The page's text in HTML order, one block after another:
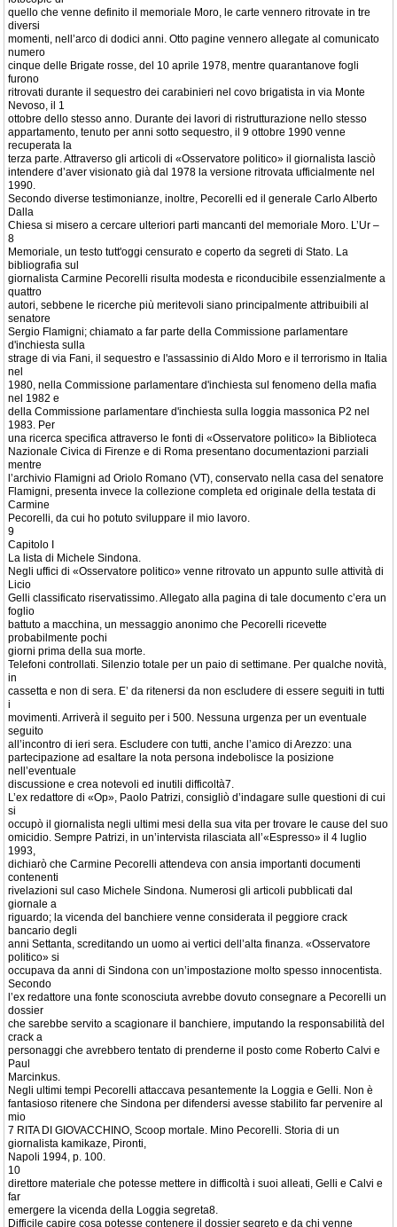
quello che venne definito il memoriale Moro, le carte vennero ritrovate in tre
diversi
momenti, nell’arco di dodici anni. Otto pagine vennero allegate al comunicato
numero
cinque delle Brigate rosse, del 10 aprile 1978, mentre quarantanove fogli
furono
ritrovati durante il sequestro dei carabinieri nel covo brigatista in via Monte
Nevoso, il 1
ottobre dello stesso anno. Durante dei lavori di ristrutturazione nello stesso
appartamento, tenuto per anni sotto sequestro, il 9 ottobre 1990 venne
recuperata la
terza parte. Attraverso gli articoli di «Osservatore politico» il giornalista lasciò
intendere d’aver visionato già dal 1978 la versione ritrovata ufficialmente nel
1990.
Secondo diverse testimonianze, inoltre, Pecorelli ed il generale Carlo Alberto
Dalla
Chiesa si misero a cercare ulteriori parti mancanti del memoriale Moro. L’Ur –
8
Memoriale, un testo tutt'oggi censurato e coperto da segreti di Stato. La
bibliografia sul
giornalista Carmine Pecorelli risulta modesta e riconducibile essenzialmente a
quattro
autori, sebbene le ricerche più meritevoli siano principalmente attribuibili al
senatore
Sergio Flamigni; chiamato a far parte della Commissione parlamentare
d'inchiesta sulla
strage di via Fani, il sequestro e l'assassinio di Aldo Moro e il terrorismo in Italia
nel
1980, nella Commissione parlamentare d'inchiesta sul fenomeno della mafia
nel 1982 e
della Commissione parlamentare d'inchiesta sulla loggia massonica P2 nel
1983. Per
una ricerca specifica attraverso le fonti di «Osservatore politico» la Biblioteca
Nazionale Civica di Firenze e di Roma presentano documentazioni parziali
mentre
l’archivio Flamigni ad Oriolo Romano (VT), conservato nella casa del senatore
Flamigni, presenta invece la collezione completa ed originale della testata di
Carmine
Pecorelli, da cui ho potuto sviluppare il mio lavoro.
9
Capitolo I
La lista di Michele Sindona.
Negli uffici di «Osservatore politico» venne ritrovato un appunto sulle attività di
Licio
Gelli classificato riservatissimo. Allegato alla pagina di tale documento c’era un
foglio
battuto a macchina, un messaggio anonimo che Pecorelli ricevette
probabilmente pochi
giorni prima della sua morte.
Telefoni controllati. Silenzio totale per un paio di settimane. Per qualche novità,
in
cassetta e non di sera. E’ da ritenersi da non escludere di essere seguiti in tutti
i
movimenti. Arriverà il seguito per i 500. Nessuna urgenza per un eventuale
seguito
all’incontro di ieri sera. Escludere con tutti, anche l’amico di Arezzo: una
partecipazione ad esaltare la nota persona indebolisce la posizione
nell’eventuale
discussione e crea notevoli ed inutili difficoltà7.
L’ex redattore di «Op», Paolo Patrizi, consigliò d’indagare sulle questioni di cui
si
occupò il giornalista negli ultimi mesi della sua vita per trovare le cause del suo
omicidio. Sempre Patrizi, in un’intervista rilasciata all’«Espresso» il 4 luglio
1993,
dichiarò che Carmine Pecorelli attendeva con ansia importanti documenti
contenenti
rivelazioni sul caso Michele Sindona. Numerosi gli articoli pubblicati dal
giornale a
riguardo; la vicenda del banchiere venne considerata il peggiore crack
bancario degli
anni Settanta, screditando un uomo ai vertici dell’alta finanza. «Osservatore
politico» si
occupava da anni di Sindona con un’impostazione molto spesso innocentista.
Secondo
l’ex redattore una fonte sconosciuta avrebbe dovuto consegnare a Pecorelli un
dossier
che sarebbe servito a scagionare il banchiere, imputando la responsabilità del
crack a
personaggi che avrebbero tentato di prenderne il posto come Roberto Calvi e
Paul
Marcinkus.
Negli ultimi tempi Pecorelli attaccava pesantemente la Loggia e Gelli. Non è
fantasioso ritenere che Sindona per difendersi avesse stabilito far pervenire al
mio
7 RITA DI GIOVACCHINO, Scoop mortale. Mino Pecorelli. Storia di un
giornalista kamikaze, Pironti,
Napoli 1994, p. 100.
10
direttore materiale che potesse mettere in difficoltà i suoi alleati, Gelli e Calvi e
far
emergere la vicenda della Loggia segreta8.
Difficile capire cosa potesse contenere il dossier segreto e da chi venne